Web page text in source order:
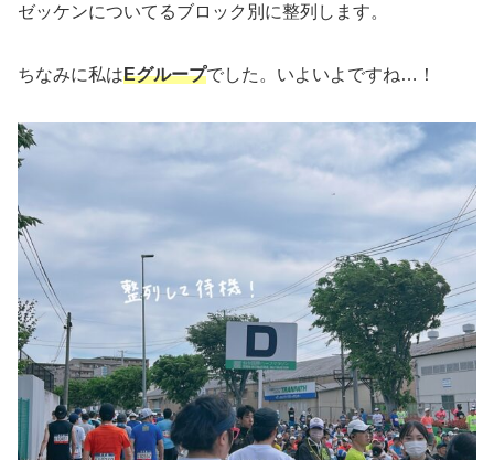
ゼッケンについてるブロック別に整列します。
ちなみに私はEグループでした。いよいよですね…！